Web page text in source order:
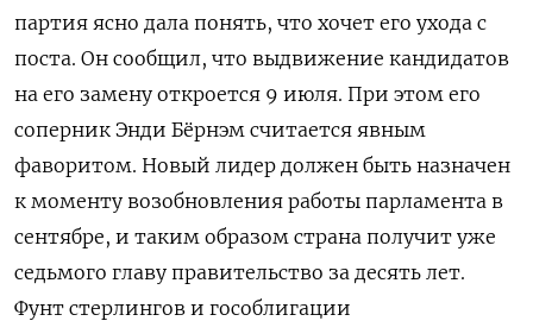
партия ​ясно дала понять, что хочет ‌его ухода с
поста. Он сообщил, ​что выдвижение кандидатов
на его ‌замену откроется 9 июля. При этом его
соперник Энди Бёрнэм считается ​явным
фаворитом. Новый ​лидер должен ‌быть назначен
к моменту возобновления ​работы парламента в
сентябре, и таким образом страна получит уже
седьмого главу правительство за десять лет.
Фунт стерлингов и гособлигации